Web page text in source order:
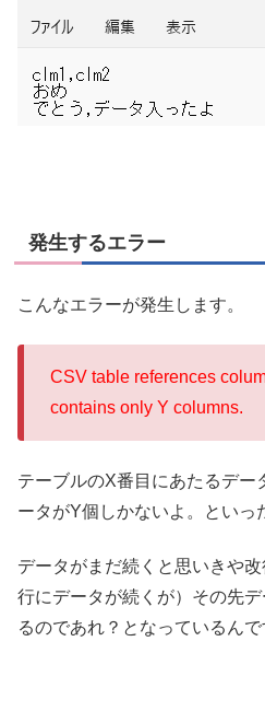
発生するエラー
こんなエラーが発生します。
CSV table references
contains only Y columns.
テーブルのX番目にあたるデー
ータがY個しかないよ。といっ
データがまだ続くと思いきや
行にデータが続くが）その先
るのであれ？となっているんで